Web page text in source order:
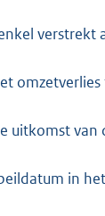
verstrekt
uitkomst van
in